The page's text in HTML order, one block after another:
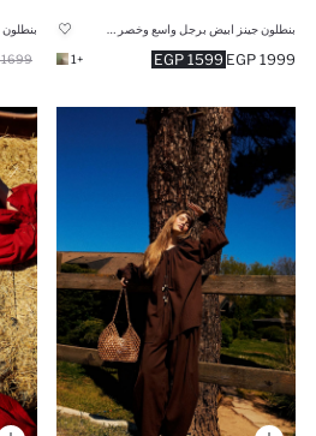
1599 EGP 1999 EGP
+1
1699 EGP